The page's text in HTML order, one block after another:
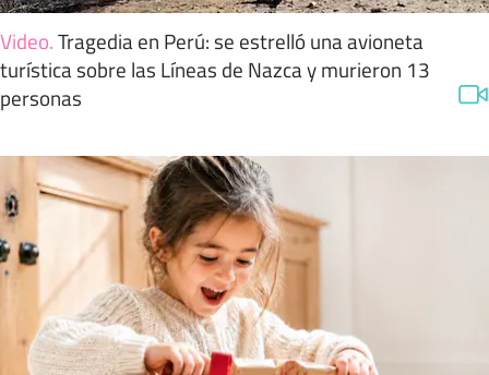
Video.Tragedia en Perú: se estrelló una avioneta
turística sobre las Líneas de Nazca y murieron 13
personas